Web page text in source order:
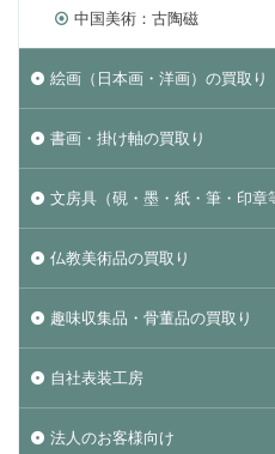
中国美術：古陶磁
絵画（日本画・洋画）の買取り
書画・掛け軸の買取り
文房具（硯・墨・紙・筆・印章
仏教美術品の買取り
趣味収集品・骨董品の買取り
自社表装工房
法人のお客様向け